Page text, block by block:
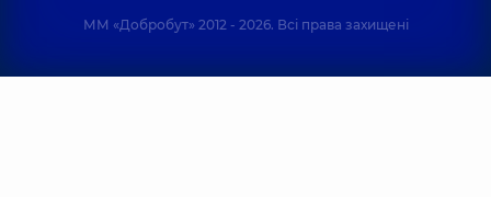
ММ «Добробут» 2012 - 2026. Всі права захищені